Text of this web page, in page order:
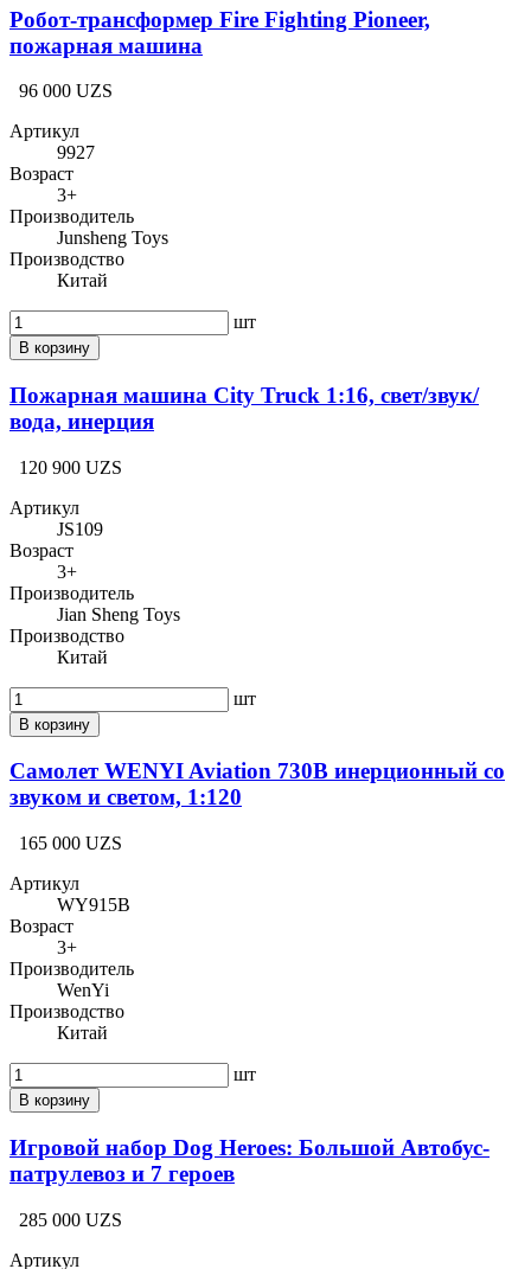
Робот-трансформер Fire Fighting Pioneer,
пожарная машина
96 000 UZS
Артикул
9927
Возраст
3+
Производитель
Junsheng Toys
Производство
Китай
шт
В корзину
Пожарная машина City Truck 1:16, свет/звук/
вода, инерция
120 900 UZS
Артикул
JS109
Возраст
3+
Производитель
Jian Sheng Toys
Производство
Китай
шт
В корзину
Самолет WENYI Aviation 730B инерционный со
звуком и светом, 1:120
165 000 UZS
Артикул
WY915B
Возраст
3+
Производитель
WenYi
Производство
Китай
шт
В корзину
Игровой набор Dog Heroes: Большой Автобус-
патрулевоз и 7 героев
285 000 UZS
Артикул